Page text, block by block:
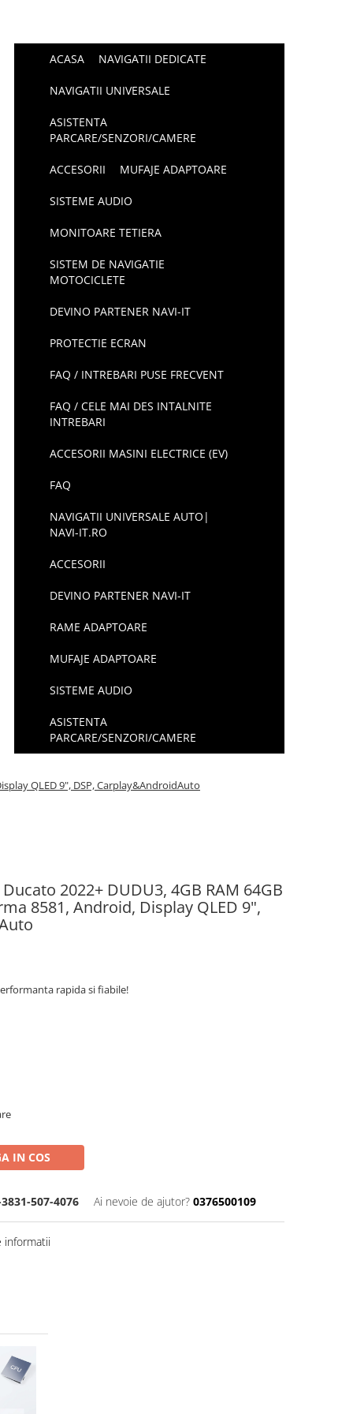
ACASA NAVIGATII DEDICATE
NAVIGATII UNIVERSALE
ASISTENTA
PARCARE/SENZORI/CAMERE
ACCESORII MUFAJE ADAPTOARE
SISTEME AUDIO
MONITOARE TETIERA
SISTEM DE NAVIGATIE
MOTOCICLETE
DEVINO PARTENER NAVI-IT
PROTECTIE ECRAN
FAQ / INTREBARI PUSE FRECVENT
FAQ / CELE MAI DES INTALNITE
INTREBARI
ACCESORII MASINI ELECTRICE (EV)
FAQ
NAVIGATII UNIVERSALE AUTO|
NAVI-IT.RO
ACCESORII
DEVINO PARTENER NAVI-IT
RAME ADAPTOARE
MUFAJE ADAPTOARE
SISTEME AUDIO
ASISTENTA
PARCARE/SENZORI/CAMERE
QLED 9", DSP, Carplay&AndroidAuto
2022+ DUDU3, 4GB RAM 64GB
8581, Android, Display QLED 9",
rapida si fiabile!
IN COS
507-4076 Ai nevoie de ajutor? 0376500109
informatii